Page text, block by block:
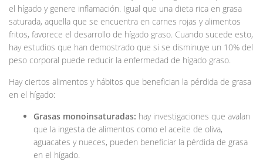
el hígado y genere inflamación. Igual que una dieta rica en grasa
saturada, aquella que se encuentra en carnes rojas y alimentos
fritos, favorece el desarrollo de hígado graso. Cuando sucede esto,
hay estudios que han demostrado que si se disminuye un 10% del
peso corporal puede reducir la enfermedad de hígado graso.
Hay ciertos alimentos y hábitos que benefician la pérdida de grasa
en el hígado:
Grasas monoinsaturadas: hay investigaciones que avalan
que la ingesta de alimentos como el aceite de oliva,
aguacates y nueces, pueden beneficiar la pérdida de grasa
en el hígado.